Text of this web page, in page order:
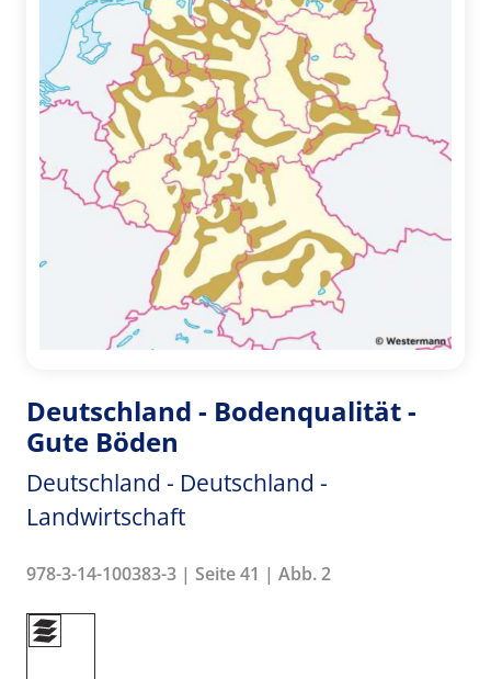
Deutschland - Bodenqualität -
Gute Böden
Deutschland - Deutschland -
Landwirtschaft
978-3-14-100383-3 | Seite 41 | Abb. 2